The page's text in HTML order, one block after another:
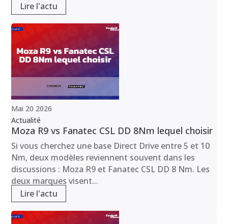
Lire l'actu
Mai 20 2026
Actualité
Moza R9 vs Fanatec CSL DD 8Nm lequel choisir
Si vous cherchez une base Direct Drive entre 5 et 10
Nm, deux modèles reviennent souvent dans les
discussions : Moza R9 et Fanatec CSL DD 8 Nm. Les
deux marques visent...
Lire l'actu